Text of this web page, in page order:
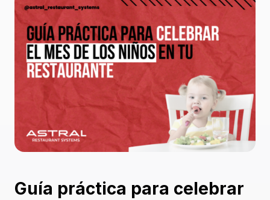
Guía práctica para celebrar